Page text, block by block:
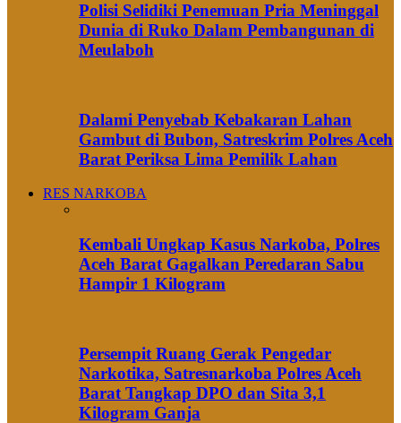
Polisi Selidiki Penemuan Pria Meninggal
Dunia di Ruko Dalam Pembangunan di
Meulaboh
Dalami Penyebab Kebakaran Lahan
Gambut di Bubon, Satreskrim Polres Aceh
Barat Periksa Lima Pemilik Lahan
RES NARKOBA
Kembali Ungkap Kasus Narkoba, Polres
Aceh Barat Gagalkan Peredaran Sabu
Hampir 1 Kilogram
Persempit Ruang Gerak Pengedar
Narkotika, Satresnarkoba Polres Aceh
Barat Tangkap DPO dan Sita 3,1
Kilogram Ganja